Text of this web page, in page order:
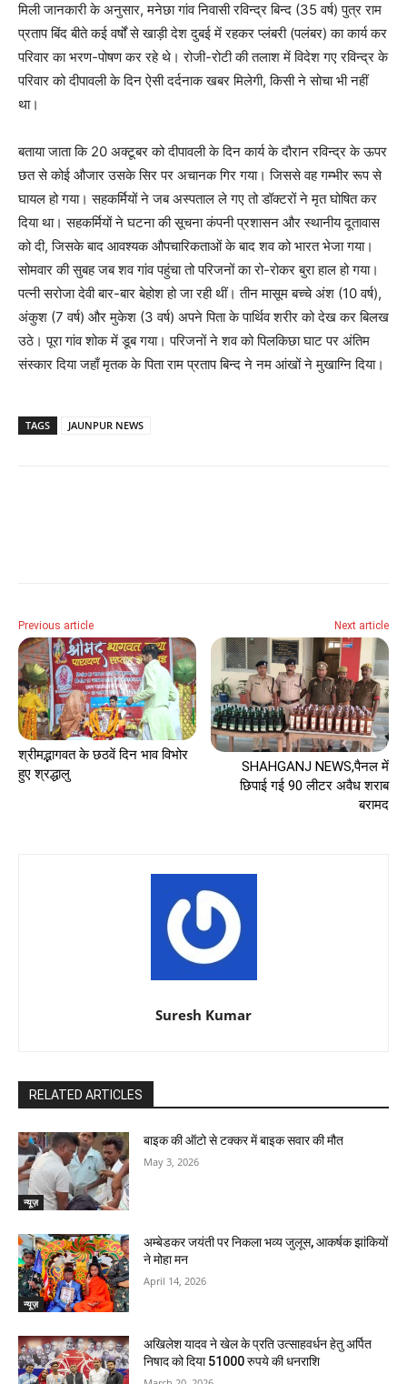
मिली जानकारी के अनुसार, मनेछा गांव निवासी रविन्द्र बिन्द (35 वर्ष) पुत्र राम
प्रताप बिंद बीते कई वर्षों से खाड़ी देश दुबई में रहकर प्लंबरी (पलंबर) का कार्य कर
परिवार का भरण-पोषण कर रहे थे। रोजी-रोटी की तलाश में विदेश गए रविन्द्र के
परिवार को दीपावली के दिन ऐसी दर्दनाक खबर मिलेगी, किसी ने सोचा भी नहीं
था।
बताया जाता कि 20 अक्टूबर को दीपावली के दिन कार्य के दौरान रविन्द्र के ऊपर
छत से कोई औजार उसके सिर पर अचानक गिर गया। जिससे वह गम्भीर रूप से
घायल हो गया। सहकर्मियों ने जब अस्पताल ले गए तो डॉक्टरों ने मृत घोषित कर
दिया था। सहकर्मियों ने घटना की सूचना कंपनी प्रशासन और स्थानीय दूतावास
को दी, जिसके बाद आवश्यक औपचारिकताओं के बाद शव को भारत भेजा गया।
सोमवार की सुबह जब शव गांव पहुंचा तो परिजनों का रो-रोकर बुरा हाल हो गया।
पत्नी सरोजा देवी बार-बार बेहोश हो जा रही थीं। तीन मासूम बच्चे अंश (10 वर्ष),
अंकुश (7 वर्ष) और मुकेश (3 वर्ष) अपने पिता के पार्थिव शरीर को देख कर बिलख
उठे। पूरा गांव शोक में डूब गया। परिजनों ने शव को पिलकिछा घाट पर अंतिम
संस्कार दिया जहाँ मृतक के पिता राम प्रताप बिन्द ने नम आंखों ने मुखाग्नि दिया।
TAGS JAUNPUR NEWS
Previous article
श्रीमद्भागवत के छठवें दिन भाव विभोर
हुए श्रद्धालु
Next article
SHAHGANJ NEWS,पैनल में
छिपाई गई 90 लीटर अवैध शराब
बरामद
Suresh Kumar
RELATED ARTICLES
न्यूज़
बाइक की ऑटो से टक्कर में बाइक सवार की मौत
May 3, 2026
न्यूज़
अम्बेडकर जयंती पर निकला भव्य जुलूस, आकर्षक झांकियों
ने मोहा मन
April 14, 2026
अखिलेश यादव ने खेल के प्रति उत्साहवर्धन हेतु अर्पित
निषाद को दिया 51000 रुपये की धनराशि